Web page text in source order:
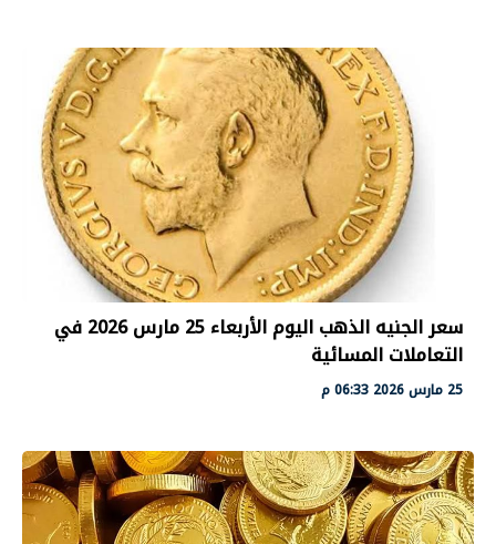
سعر الجنيه الذهب اليوم الأربعاء 25 مارس 2026 في
التعاملات المسائية
25 مارس 2026 06:33 م